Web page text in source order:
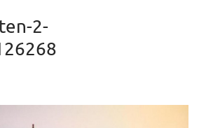
2-